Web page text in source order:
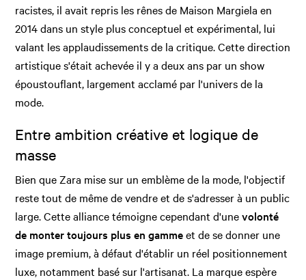
racistes, il avait repris les rênes de Maison Margiela en
2014 dans un style plus conceptuel et expérimental, lui
valant les applaudissements de la critique. Cette direction
artistique s'était achevée il y a deux ans par un show
époustouflant, largement acclamé par l'univers de la
mode.
Entre ambition créative et logique de
masse
Bien que Zara mise sur un emblème de la mode, l'objectif
reste tout de même de vendre et de s'adresser à un public
large. Cette alliance témoigne cependant d'unevolonté
de monter toujours plus en gammeet de se donner une
image premium, à défaut d'établir un réel positionnement
luxe, notamment basé sur l'artisanat. La marque espère